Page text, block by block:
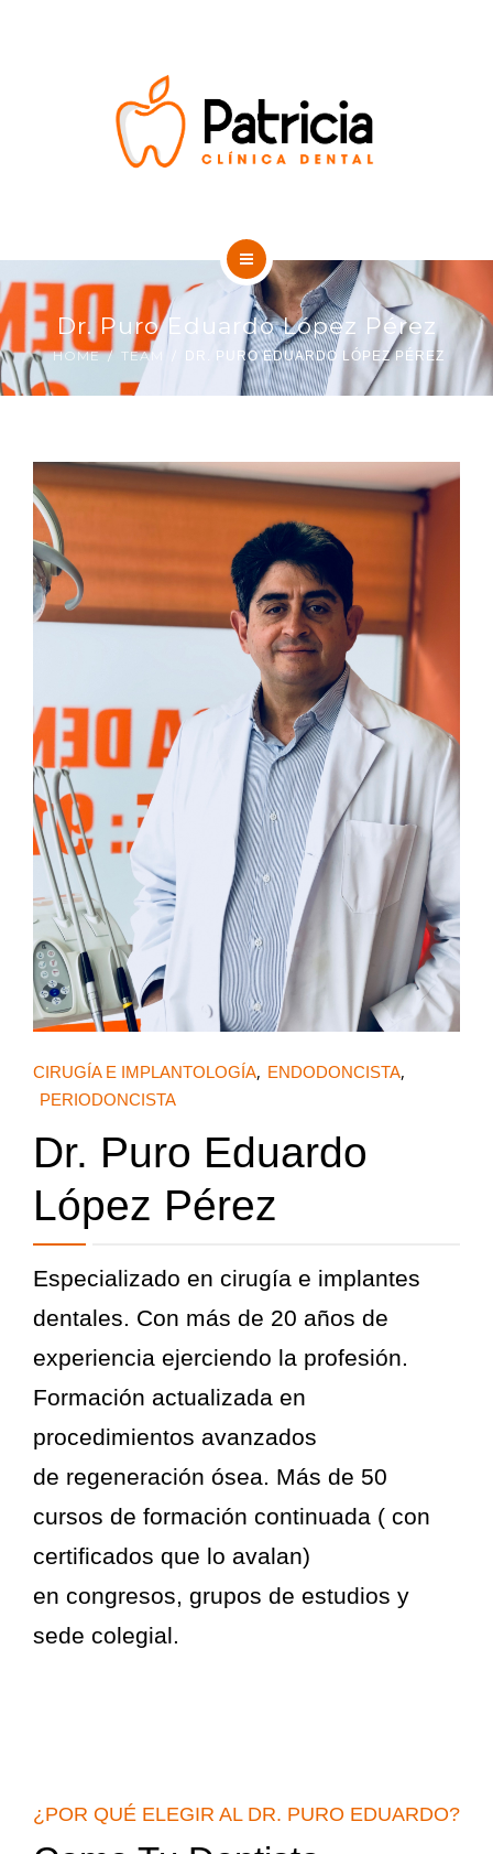
BLOG DENTAL
INICIO
TRATAMIENTOS
SOBRE NOSOTROS
BLOG DENTAL
Dr. Puro Eduardo López Pérez
HOME TEAM DR. PURO EDUARDO LÓPEZ PÉREZ
CIRUGÍA E IMPLANTOLOGÍA, ENDODONCISTA,
PERIODONCISTA
Dr. Puro Eduardo
López Pérez
Especializado en cirugía e implantes
dentales. Con más de 20 años de
experiencia ejerciendo la profesión.
Formación actualizada en
procedimientos avanzados
de regeneración ósea. Más de 50
cursos de formación continuada ( con
certificados que lo avalan)
en congresos, grupos de estudios y
sede colegial.
¿POR QUÉ ELEGIR AL DR. PURO EDUARDO?